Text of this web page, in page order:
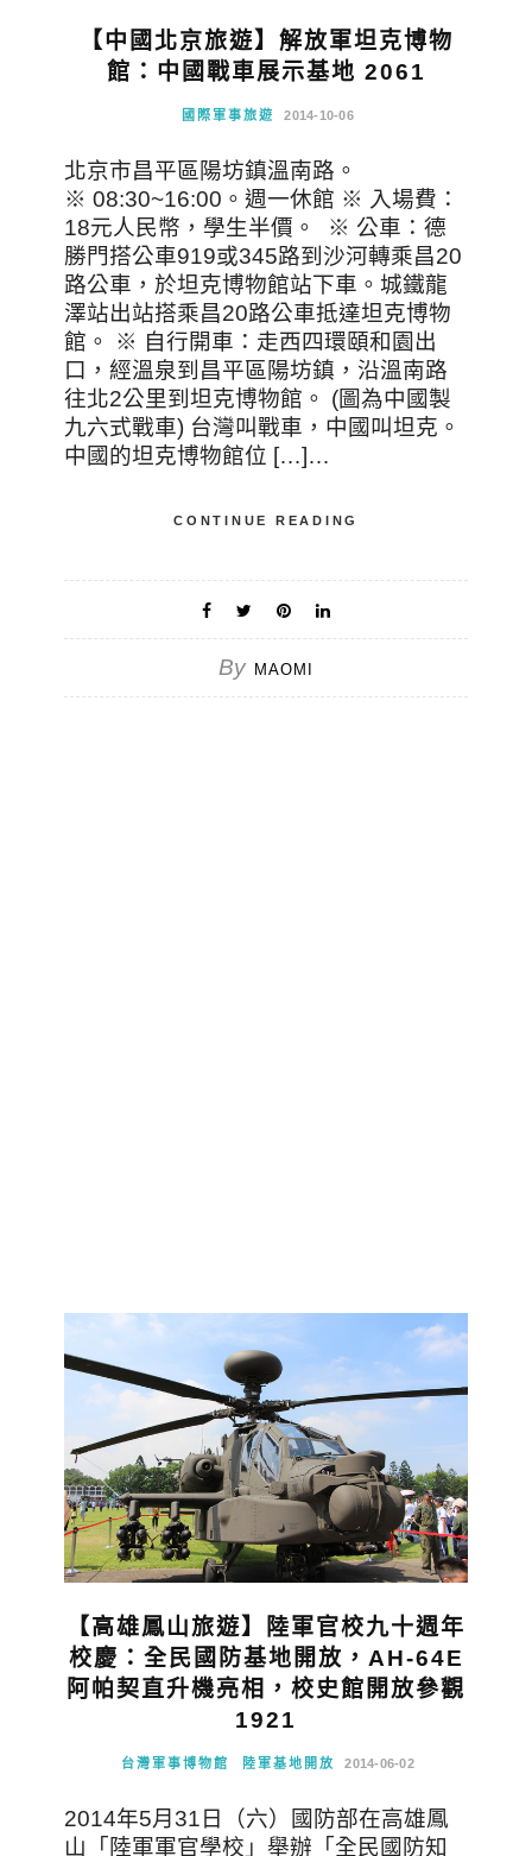
【中國北京旅遊】解放軍坦克博物
館：中國戰車展示基地 2061
國際軍事旅遊 2014-10-06
北京市昌平區陽坊鎮溫南路。
※ 08:30~16:00。週一休館 ※ 入場費：
18元人民幣，學生半價。 ※ 公車：德
勝門搭公車919或345路到沙河轉乘昌20
路公車，於坦克博物館站下車。城鐵龍
澤站出站搭乘昌20路公車抵達坦克博物
館。 ※ 自行開車：走西四環頤和園出
口，經溫泉到昌平區陽坊鎮，沿溫南路
往北2公里到坦克博物館。 (圖為中國製
九六式戰車) 台灣叫戰車，中國叫坦克。
中國的坦克博物館位 […]…
CONTINUE READING
By MAOMI
【高雄鳳山旅遊】陸軍官校九十週年
校慶：全民國防基地開放，AH-64E
阿帕契直升機亮相，校史館開放參觀
1921
台灣軍事博物館 陸軍基地開放 2014-06-02
2014年5月31日（六）國防部在高雄鳳
山「陸軍軍官學校」舉辦「全民國防知